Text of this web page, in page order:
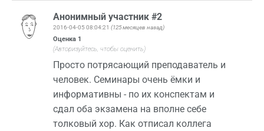
Анонимный участник #2
2016-04-05 08:04:21 (125 месяцев назад)
Оценка 1
(Авторизуйтесь, чтобы оценить)
Просто потрясающий преподаватель и
человек. Семинары очень ёмки и
информативны - по их конспектам и
сдал оба экзамена на вполне себе
толковый хор. Как отписал коллега